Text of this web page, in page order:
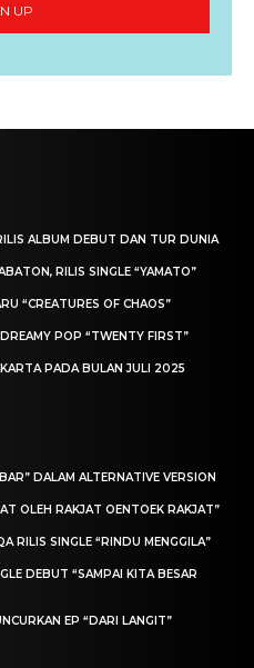
UP
ALBUM DEBUT DAN TUR DUNIA
RILIS SINGLE “YAMATO”
“CREATURES OF CHAOS”
POP “TWENTY FIRST”
PADA BULAN JULI 2025
DALAM ALTERNATIVE VERSION
OLEH RAKJAT OENTOEK RAKJAT”
RILIS SINGLE “RINDU MENGGILA”
DEBUT “SAMPAI KITA BESAR
EP “DARI LANGIT”